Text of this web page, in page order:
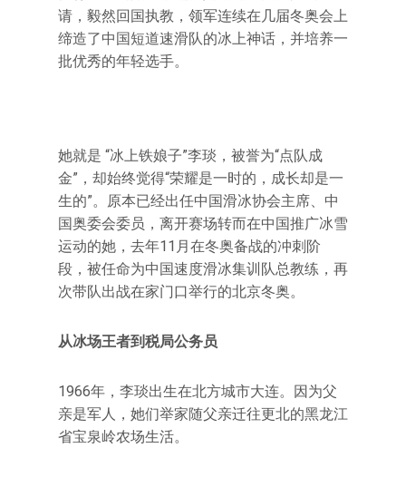
请，毅然回国执教，领军连续在几届冬奥会上
缔造了中国短道速滑队的冰上神话，并培养一
批优秀的年轻选手。
她就是 “冰上铁娘子”李琰，被誉为“点队成
金”，却始终觉得“荣耀是一时的，成长却是一
生的”。原本已经出任中国滑冰协会主席、中
国奥委会委员，离开赛场转而在中国推广冰雪
运动的她，去年11月在冬奥备战的冲刺阶
段，被任命为中国速度滑冰集训队总教练，再
次带队出战在家门口举行的北京冬奥。
从冰场王者到税局公务员
1966年，李琰出生在北方城市大连。因为父
亲是军人，她们举家随父亲迁往更北的黑龙江
省宝泉岭农场生活。